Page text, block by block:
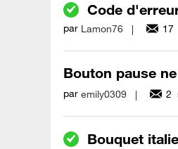
Code
par Lamon76 17
Bouton pause
par emily0309 2
Bouquet